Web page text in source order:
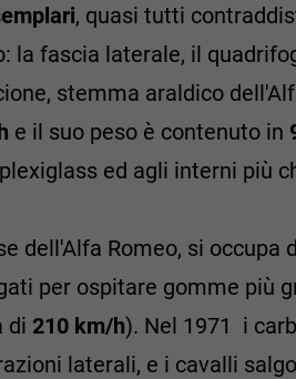
, quasi tutti
la fascia laterale, il
stemma araldico
e il suo peso è contenuto in
ed agli interni più
dell'Alfa Romeo, si
per ospitare gomme più
di 210 km/h). Nel 1971 i
laterali, e i cavalli